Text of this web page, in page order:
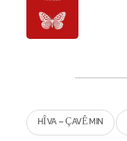
HÎVA - ÇAVÊ MIN